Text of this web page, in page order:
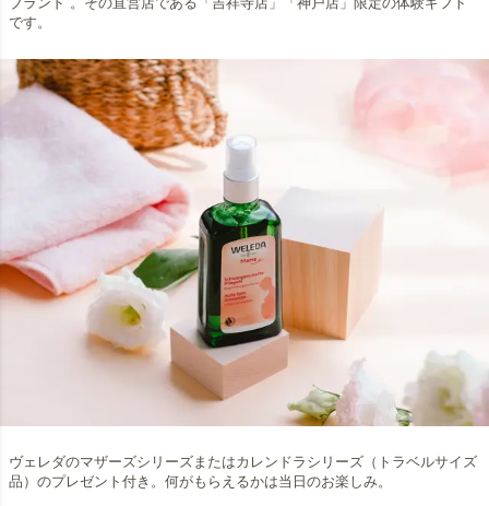
です。
ヴェレダのマザーズシリーズまたはカレンドラシリーズ（トラベルサイズ
品）のプレゼント付き。何がもらえるかは当日のお楽しみ。